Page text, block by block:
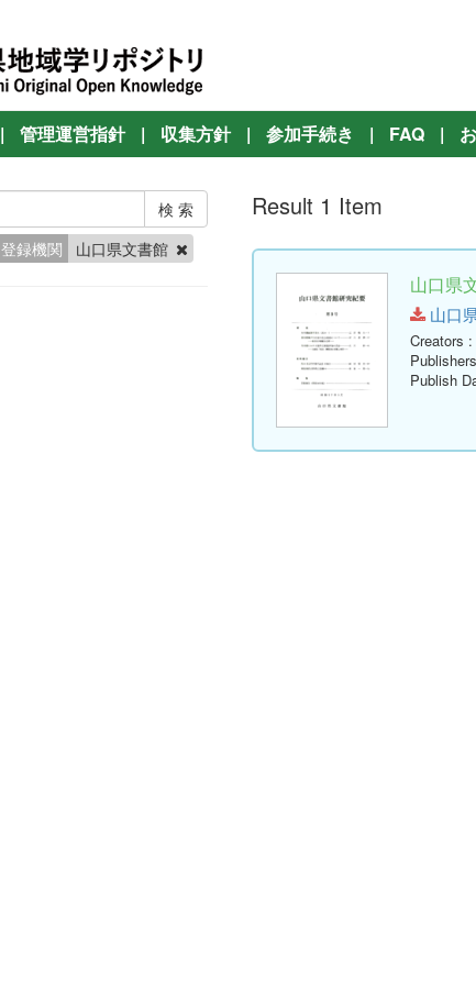
| 管理運営指針 | 収集方針 | 参加手続き | FAQ |
登録機関 山口県文書館
Result 1 Item
山口県
山口
Creators
Publishers
Publish